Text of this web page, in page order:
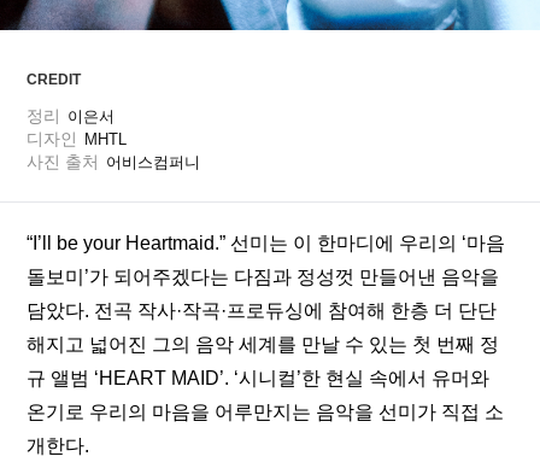
CREDIT
정리 이은서
디자인 MHTL
사진 출처 어비스컴퍼니
“I’ll be your Heartmaid.” 선미는 이 한마디에 우리의 ‘마음
돌보미’가 되어주겠다는 다짐과 정성껏 만들어낸 음악을
담았다. 전곡 작사·작곡·프로듀싱에 참여해 한층 더 단단
해지고 넓어진 그의 음악 세계를 만날 수 있는 첫 번째 정
규 앨범 ‘HEART MAID’. ‘시니컬’한 현실 속에서 유머와
온기로 우리의 마음을 어루만지는 음악을 선미가 직접 소
개한다.